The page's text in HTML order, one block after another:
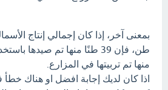
منها تم تربيتها في المزارع.
اذا كان لديك إجابة افضل او هناك